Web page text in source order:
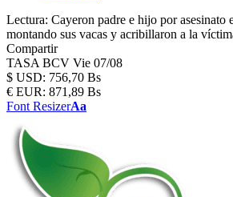
Lectura: Cayeron padre e hijo por asesinato
montando sus vacas y acribillaron a la
Compartir
TASA BCV Vie 07/08
$ USD: 756,70 Bs
€ EUR: 871,89 Bs
Font ResizerAa